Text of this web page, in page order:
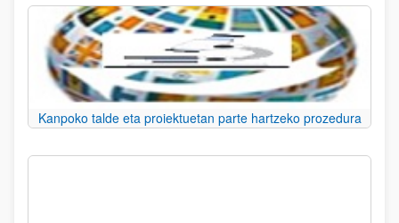
Kanpoko talde eta proiektuetan parte hartzeko prozedura